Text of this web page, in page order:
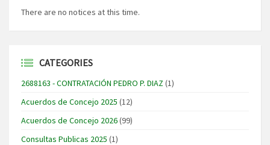
There are no notices at this time.
CATEGORIES
2688163 - CONTRATACIÓN PEDRO P. DIAZ (1)
Acuerdos de Concejo 2025 (12)
Acuerdos de Concejo 2026(99)
Consultas Publicas 2025 (1)